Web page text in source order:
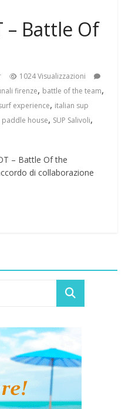
– Battle Of
1024 Visualizzazioni
firenze, battle of the team,
experience, italian sup
paddle house, SUP Salivoli,
– Battle Of the
di collaborazione